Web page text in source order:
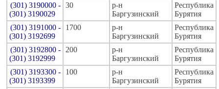
(301) 3190000 -
(301) 3190029
30
р-н
Баргузинский
Республика
Бурятия
(301) 3191000 -
(301) 3192699
1700
р-н
Баргузинский
Республика
Бурятия
(301) 3192800 -
(301) 3192999
200
р-н
Баргузинский
Республика
Бурятия
(301) 3193300 -
(301) 3193399
100
р-н
Баргузинский
Республика
Бурятия